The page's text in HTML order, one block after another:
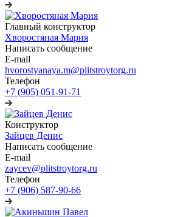
Главный конструктор
Хворостяная Мария
Написать сообщение
E-mail
hvorostyanaya.m@plitstroytorg.ru
Телефон
+7 (905) 051-91-71
Конструктор
Зайцев Денис
Написать сообщение
E-mail
zaycev@plitstroytorg.ru
Телефон
+7 (906) 587-90-66